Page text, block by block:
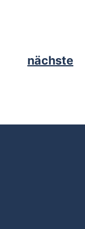
nächste